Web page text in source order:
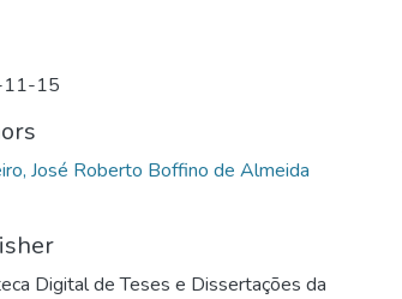
15
José Roberto Boffino de Almeida
Digital de Teses e Dissertações da